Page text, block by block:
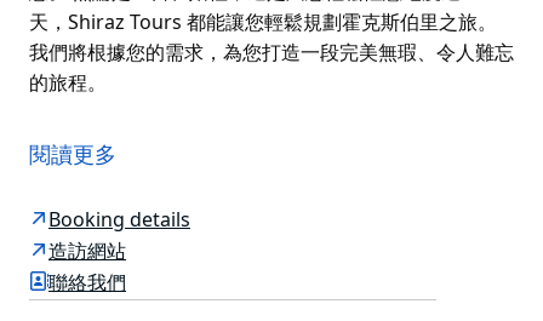
天，Shiraz Tours 都能讓您輕鬆規劃霍克斯伯里之旅。
我們將根據您的需求，為您打造一段完美無瑕、令人難忘
的旅程。
站式難忘體驗。您可以選擇私人訂製遊或加入旅行團，我
們將帶您探訪精品酒莊、迷人的酒窖，品嚐當地特色美
想要體驗別樣風情？那就去探索比爾平吧！這裡是山地蘋
果的故鄉，以新鮮的蘋果酒、美味的蘋果派和令人嘆為觀
止的自然風光而聞名。無論您是想品嚐涼爽氣候葡萄酒，
閱讀更多
Booking details
造訪網站
聯絡我們